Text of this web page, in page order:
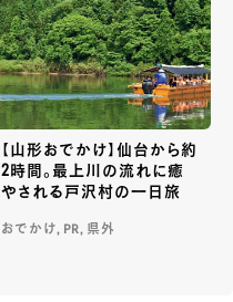
【山形おでかけ】仙台から約
2時間。最上川の流れに癒
やされる戸沢村の一日旅
おでかけ, PR, 県外